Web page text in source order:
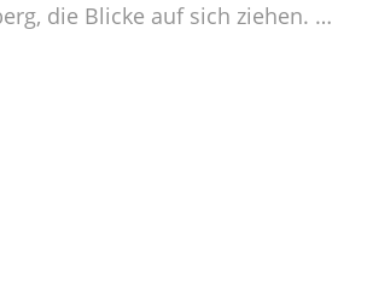
die Blicke auf sich ziehen. …